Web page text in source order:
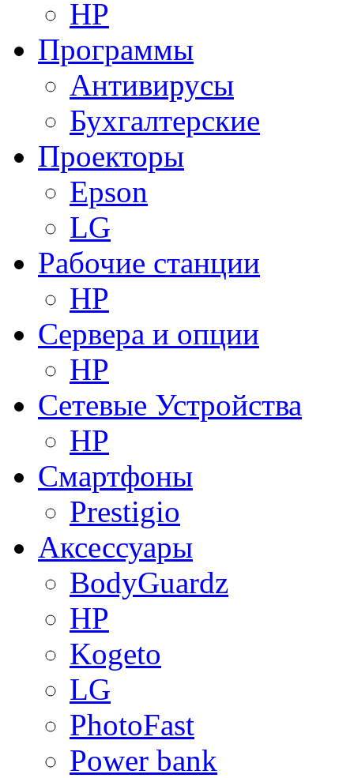
HP
Программы
Антивирусы
Бухгалтерские
Проекторы
Epson
LG
Рабочие станции
HP
Сервера и опции
HP
Сетевые Устройства
HP
Смартфоны
Prestigio
Аксессуары
BodyGuardz
HP
Kogeto
LG
PhotoFast
Power bank